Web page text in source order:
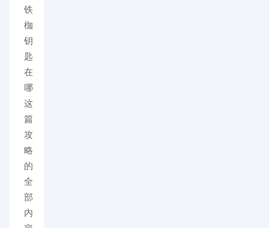
铁
枷
钥
匙
在
哪
这
篇
攻
略
的
全
部
内